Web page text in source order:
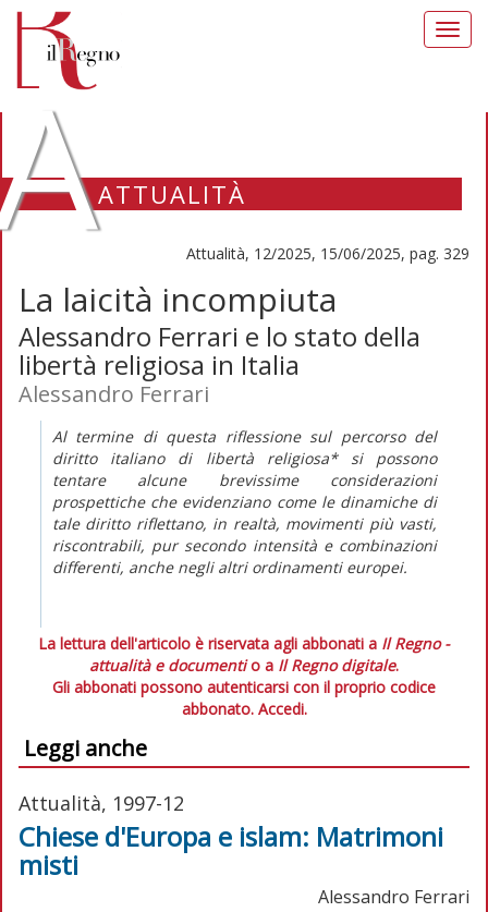
ATTUALITÀ
Attualità, 12/2025, 15/06/2025, pag. 329
La laicità incompiuta
Alessandro Ferrari e lo stato della
libertà religiosa in Italia
Alessandro Ferrari
Al termine di questa riflessione sul percorso del
diritto italiano di libertà religiosa* si possono
tentare alcune brevissime considerazioni
prospettiche che evidenziano come le dinamiche di
tale diritto riflettano, in realtà, movimenti più vasti,
riscontrabili, pur secondo intensità e combinazioni
differenti, anche negli altri ordinamenti europei.
La lettura dell'articolo è riservata agli abbonati a Il Regno -
attualità e documentio a Il Regno digitale.
Gli abbonati possono autenticarsi con il proprio codice
abbonato. Accedi.
Leggi anche
Attualità, 1997-12
Chiese d'Europa e islam: Matrimoni
misti
Alessandro Ferrari